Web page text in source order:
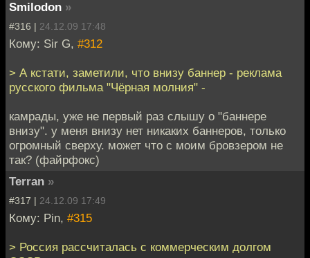
Smilodon »
#316 | 24.12.09 17:48
Кому: Sir G, #312
> А кстати, заметили, что внизу баннер - реклама
русского фильма "Чёрная молния" -
камрады, уже не первый раз слышу о "баннере
внизу". у меня внизу нет никаких баннеров, только
огромный сверху. может что с моим бровзером не
так? (файрфокс)
Terran »
#317 | 24.12.09 17:49
Кому: Pin, #315
> Россия рассчиталась с коммерческим долгом